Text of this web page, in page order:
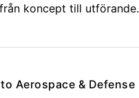
koncept till utförande.
Aerospace & Defense